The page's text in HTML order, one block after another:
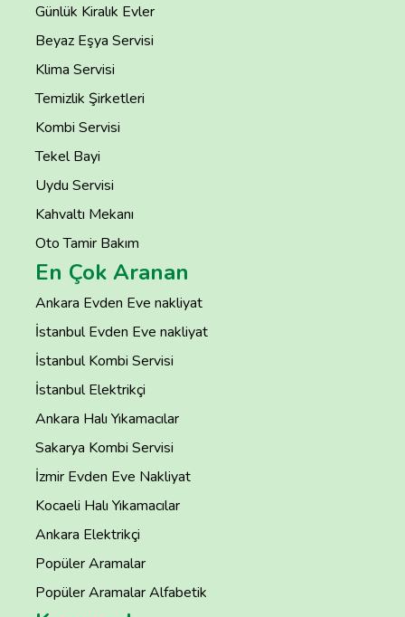
Günlük Kiralık Evler
Beyaz Eşya Servisi
Klima Servisi
Temizlik Şirketleri
Kombi Servisi
Tekel Bayi
Uydu Servisi
Kahvaltı Mekanı
Oto Tamir Bakım
En Çok Aranan
Ankara Evden Eve nakliyat
İstanbul Evden Eve nakliyat
İstanbul Kombi Servisi
İstanbul Elektrikçi
Ankara Halı Yıkamacılar
Sakarya Kombi Servisi
İzmir Evden Eve Nakliyat
Kocaeli Halı Yıkamacılar
Ankara Elektrikçi
Popüler Aramalar
Popüler Aramalar Alfabetik